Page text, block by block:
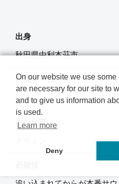
出身
秋田県由利本荘市
所属チーム
CP1
主な仕事
On our website we use
are necessary for our site to
and to give us information
is used.
Learn more
Deny